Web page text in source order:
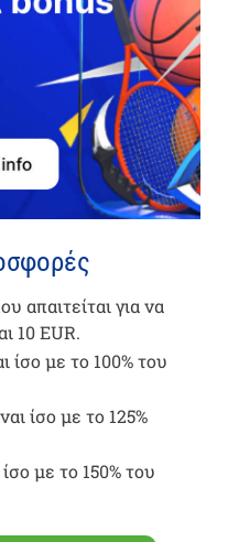
απαιτείται για να
10 EUR.
ίσο με το 100% του
ίσο με το 125%
με το 150% του